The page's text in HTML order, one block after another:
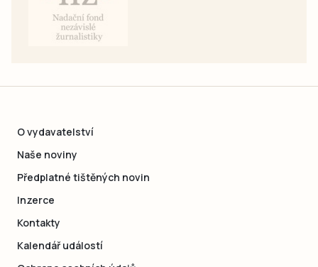
O vydavatelství
Naše noviny
Předplatné tištěných novin
Inzerce
Kontakty
Kalendář událostí